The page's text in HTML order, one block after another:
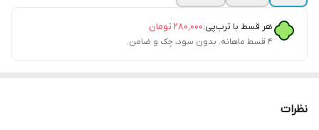
هر قسط با ترب‌پی:۲۸۰٬۰۰۰ تومان
۴ قسط ماهانه. بدون سود، چک و ضامن.
نظرات